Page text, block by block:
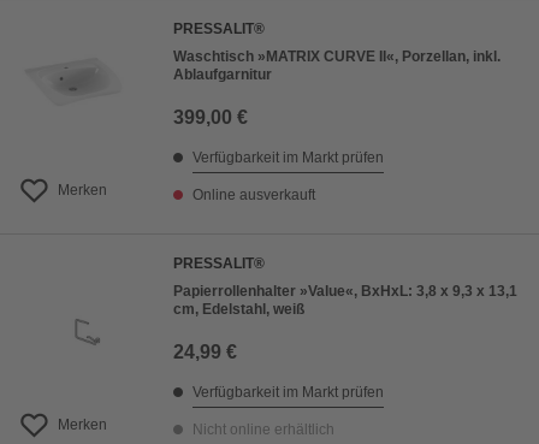
Merken
PRESSALIT®
Waschtisch »MATRIX CURVE II«, Porzellan, inkl.
Ablaufgarnitur
399,00 €
Verfügbarkeit im Markt prüfen
Online ausverkauft
Merken
PRESSALIT®
Papierrollenhalter »Value«, BxHxL: 3,8 x 9,3 x 13,1
cm, Edelstahl, weiß
24,99 €
Verfügbarkeit im Markt prüfen
Nicht online erhältlich